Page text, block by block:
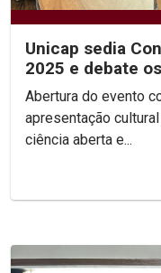
Unicap sedia
2025 e debate
tempos de...
Abertura do evento
apresentação
ciência aberta e...